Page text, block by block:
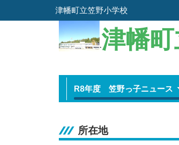
津幡町立笠野小学校
.津幡
R8年度 笠野っ子ニュース
所在地